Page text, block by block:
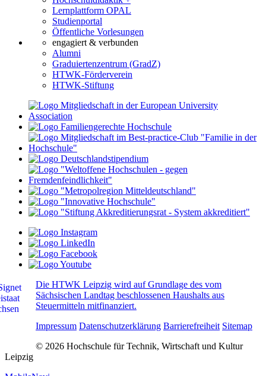
Lernplattform OPAL
Studienportal
Öffentliche Vorlesungen
engagiert & verbunden
Alumni
Graduiertenzentrum (GradZ)
HTWK-Förderverein
HTWK-Stiftung
Die HTWK Leipzig wird auf Grundlage des vom
Sächsischen Landtag beschlossenen Haushalts aus
Steuermitteln mitfinanziert.
Impressum Datenschutzerklärung Barrierefreiheit Sitemap
© 2026 Hochschule für Technik, Wirtschaft und Kultur
Leipzig